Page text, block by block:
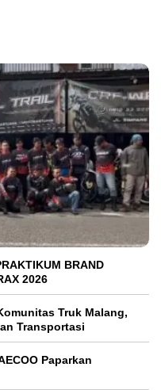
BRAND
2026
Truk Malang,
Transportasi
Paparkan